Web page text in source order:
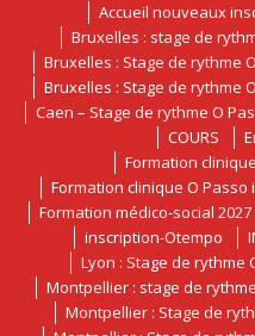
Accueil nouveaux
Bruxelles : stage de
Bruxelles : Stage de rythme
Bruxelles : Stage de rythme
Caen – Stage de rythme O
COURS
Formation
Formation clinique O Passo
Formation médico-social 2027
inscription-Otempo
Lyon : Stage de rythme
Montpellier : stage de
Montpellier : Stage de